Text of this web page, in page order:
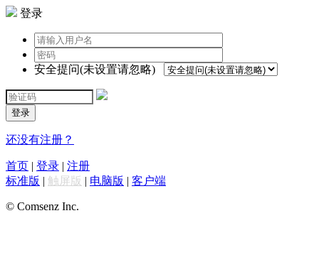
登录
安全提问(未设置请忽略)
登录
还没有注册？
首页 | 登录 | 注册
标准版 | 触屏版 | 电脑版 | 客户端
© Comsenz Inc.